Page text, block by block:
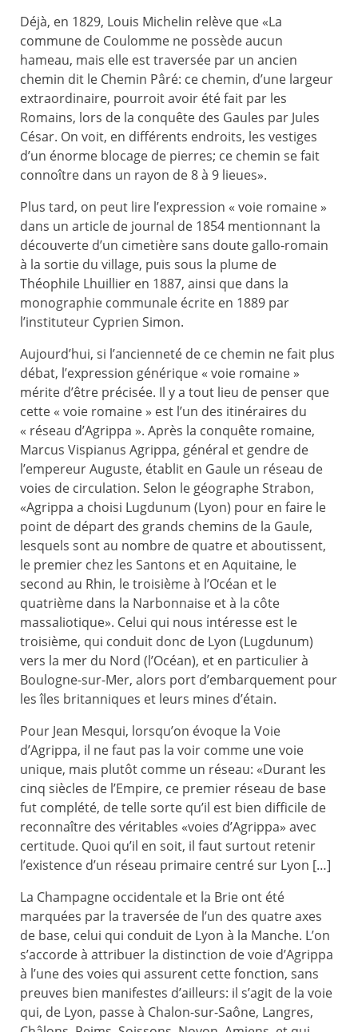
Déjà, en 1829, Louis Michelin relève que «La
commune de Coulomme ne possède aucun
hameau, mais elle est traversée par un ancien
chemin dit le Chemin Pâré: ce chemin, d’une largeur
extraordinaire, pourroit avoir été fait par les
Romains, lors de la conquête des Gaules par Jules
César. On voit, en différents endroits, les vestiges
d’un énorme blocage de pierres; ce chemin se fait
connoître dans un rayon de 8 à 9 lieues».
Plus tard, on peut lire l’expression « voie romaine »
dans un article de journal de 1854 mentionnant la
découverte d’un cimetière sans doute gallo-romain
à la sortie du village, puis sous la plume de
Théophile Lhuillier en 1887, ainsi que dans la
monographie communale écrite en 1889 par
l’instituteur Cyprien Simon.
Aujourd’hui, si l’ancienneté de ce chemin ne fait plus
débat, l’expression générique « voie romaine »
mérite d’être précisée. Il y a tout lieu de penser que
cette « voie romaine » est l’un des itinéraires du
« réseau d’Agrippa ». Après la conquête romaine,
Marcus Vispianus Agrippa, général et gendre de
l’empereur Auguste, établit en Gaule un réseau de
voies de circulation. Selon le géographe Strabon,
«Agrippa a choisi Lugdunum (Lyon) pour en faire le
point de départ des grands chemins de la Gaule,
lesquels sont au nombre de quatre et aboutissent,
le premier chez les Santons et en Aquitaine, le
second au Rhin, le troisième à l’Océan et le
quatrième dans la Narbonnaise et à la côte
massaliotique». Celui qui nous intéresse est le
troisième, qui conduit donc de Lyon (Lugdunum)
vers la mer du Nord (l’Océan), et en particulier à
Boulogne-sur-Mer, alors port d’embarquement pour
les îles britanniques et leurs mines d’étain.
Pour Jean Mesqui, lorsqu’on évoque la Voie
d’Agrippa, il ne faut pas la voir comme une voie
unique, mais plutôt comme un réseau: «Durant les
cinq siècles de l’Empire, ce premier réseau de base
fut complété, de telle sorte qu’il est bien difficile de
reconnaître des véritables «voies d’Agrippa» avec
certitude. Quoi qu’il en soit, il faut surtout retenir
l’existence d’un réseau primaire centré sur Lyon […]
La Champagne occidentale et la Brie ont été
marquées par la traversée de l’un des quatre axes
de base, celui qui conduit de Lyon à la Manche. L’on
s’accorde à attribuer la distinction de voie d’Agrippa
à l’une des voies qui assurent cette fonction, sans
preuves bien manifestes d’ailleurs: il s’agit de la voie
qui, de Lyon, passe à Chalon-sur-Saône, Langres,